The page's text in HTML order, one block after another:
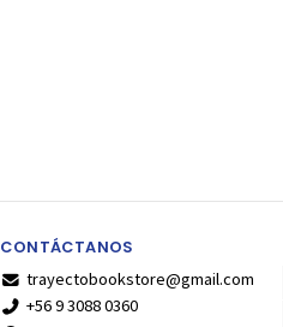
CONTÁCTANOS
trayectobookstore@gmail.com
+56 9 3088 0360